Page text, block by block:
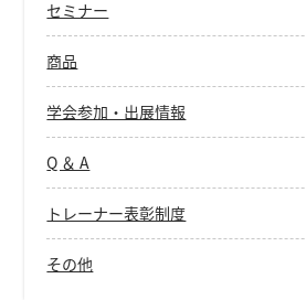
セミナー
商品
学会参加・出展情報
Q ＆ A
トレーナー表彰制度
その他